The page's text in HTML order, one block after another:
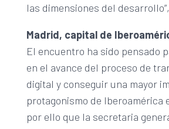
las dimensiones del
Madrid, capital de
El encuentro ha sido pensado
en el avance del proceso de
digital y conseguir una mayor
protagonismo de Iberoamérica
por ello que la secretaria